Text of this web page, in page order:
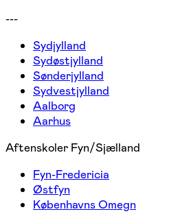
---
Sydjylland
Sydøstjylland
Sønderjylland
Sydvestjylland
Aalborg
Aarhus
Aftenskoler Fyn/Sjælland
Fyn-Fredericia
Østfyn
Københavns Omegn